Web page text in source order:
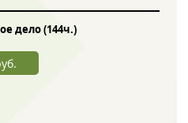
дело (144ч.)